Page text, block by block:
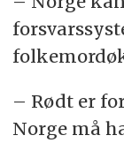
– Rødt er
Norge må